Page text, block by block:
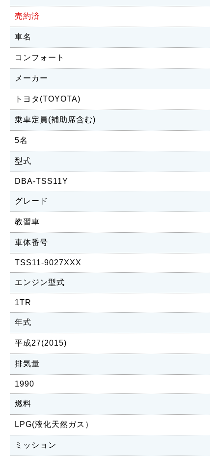
売約済
車名
コンフォート
メーカー
トヨタ(TOYOTA)
乗車定員(補助席含む)
5名
型式
DBA-TSS11Y
グレード
教習車
車体番号
TSS11-9027XXX
エンジン型式
1TR
年式
平成27(2015)
排気量
1990
燃料
LPG(液化天然ガス）
ミッション